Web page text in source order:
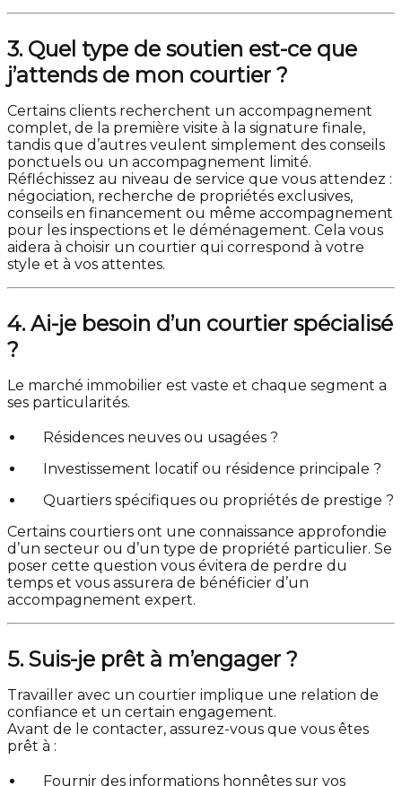
3. Quel type de soutien est-ce que
j’attends de mon courtier ?
Certains clients recherchent un accompagnement
complet, de la première visite à la signature finale,
tandis que d’autres veulent simplement des conseils
ponctuels ou un accompagnement limité.
Réfléchissez au niveau de service que vous attendez :
négociation, recherche de propriétés exclusives,
conseils en financement ou même accompagnement
pour les inspections et le déménagement. Cela vous
aidera à choisir un courtier qui correspond à votre
style et à vos attentes.
4. Ai-je besoin d’un courtier spécialisé
?
Le marché immobilier est vaste et chaque segment a
ses particularités.
Résidences neuves ou usagées ?
Investissement locatif ou résidence principale ?
Quartiers spécifiques ou propriétés de prestige ?
Certains courtiers ont une connaissance approfondie
d’un secteur ou d’un type de propriété particulier. Se
poser cette question vous évitera de perdre du
temps et vous assurera de bénéficier d’un
accompagnement expert.
5. Suis-je prêt à m’engager ?
Travailler avec un courtier implique une relation de
confiance et un certain engagement.
Avant de le contacter, assurez-vous que vous êtes
prêt à :
Fournir des informations honnêtes sur vos